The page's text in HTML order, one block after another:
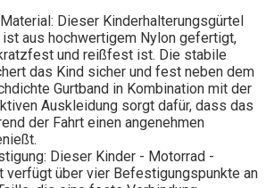
Dieser Kinderhalterungsgürtel
aus hochwertigem Nylon gefertigt,
und reißfest ist. Die stabile
das Kind sicher und fest neben dem
Gurtband in Kombination mit der
Auskleidung sorgt dafür, dass das
der Fahrt einen angenehmen
Dieser Kinder - Motorrad -
verfügt über vier Befestigungspunkte an